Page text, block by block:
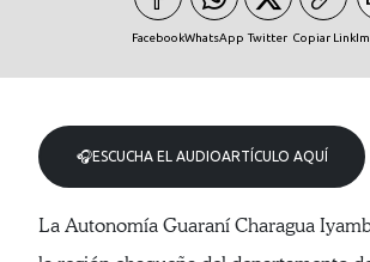
FacebookWhatsApp Twitter Copiar Link
🎧ESCUCHA EL AUDIOARTÍCULO AQUÍ
La Autonomía Guaraní Charagua